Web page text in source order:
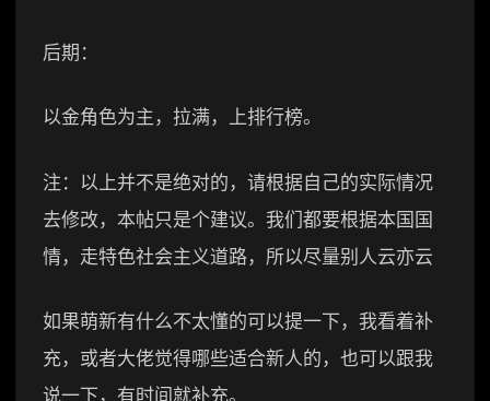
后期：
以金角色为主，拉满，上排行榜。
注：以上并不是绝对的，请根据自己的实际情况
去修改，本帖只是个建议。我们都要根据本国国
情，走特色社会主义道路，所以尽量别人云亦云
如果萌新有什么不太懂的可以提一下，我看着补
充，或者大佬觉得哪些适合新人的，也可以跟我
说一下，有时间就补充。